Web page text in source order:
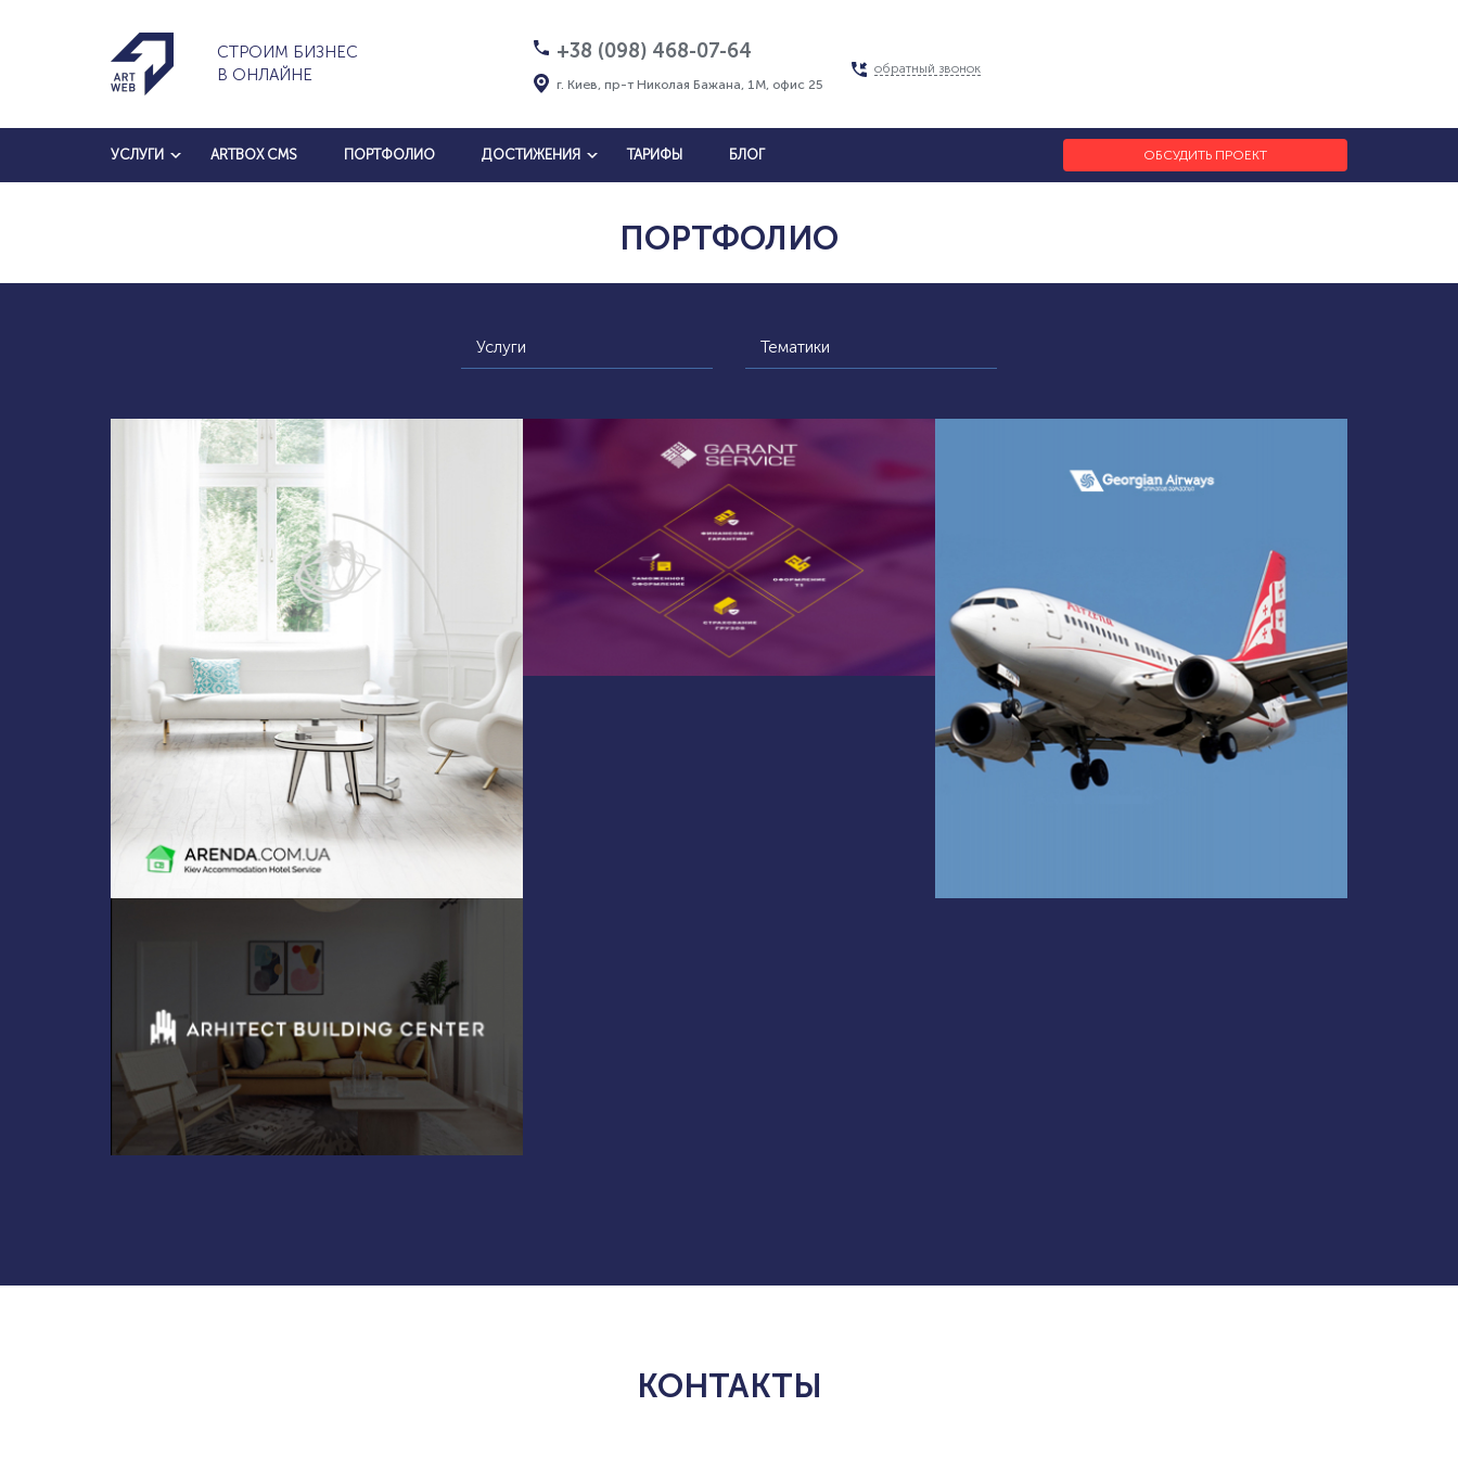
СТРОИМ БИЗНЕС
В ОНЛАЙНЕ
+38 (098) 468-07-64
г. Киев, пр-т Николая Бажана, 1М, офис 25
обратный звонок
УСЛУГИ ARTBOX CMS ПОРТФОЛИО ДОСТИЖЕНИЯ ТАРИФЫ БЛОГ ОБСУДИТЬ ПРОЕКТ
ПОРТФОЛИО
Услуги Тематики
КОНТАКТЫ